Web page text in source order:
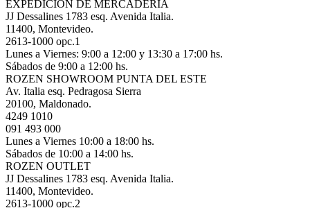
EXPEDICIÓN DE MERCADERÍA
JJ Dessalines 1783 esq. Avenida Italia.
11400, Montevideo.
2613-1000 opc.1
Lunes a Viernes: 9:00 a 12:00 y 13:30 a 17:00 hs.
Sábados de 9:00 a 12:00 hs.
ROZEN SHOWROOM PUNTA DEL ESTE
Av. Italia esq. Pedragosa Sierra
20100, Maldonado.
4249 1010
091 493 000
Lunes a Viernes 10:00 a 18:00 hs.
Sábados de 10:00 a 14:00 hs.
ROZEN OUTLET
JJ Dessalines 1783 esq. Avenida Italia.
11400, Montevideo.
2613-1000 opc.2